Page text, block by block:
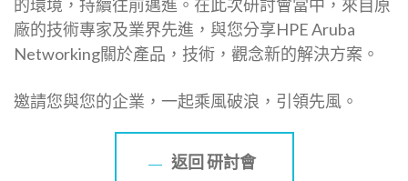
的環境，持續往前邁進。在此次研討會當中，來自原
廠的技術專家及業界先進，與您分享HPE Aruba
Networking關於產品，技術，觀念新的解決方案。
邀請您與您的企業，一起乘風破浪，引領先風。
返回 研討會